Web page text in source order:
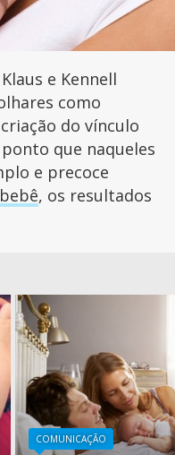
e Kennell
como
do vínculo
que naqueles
e precoce
, os resultados
COMUNICAÇÃO